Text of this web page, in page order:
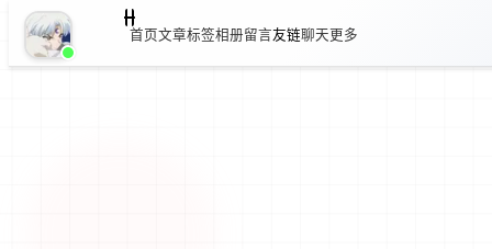
首页文章标签相册留言友链聊天更多